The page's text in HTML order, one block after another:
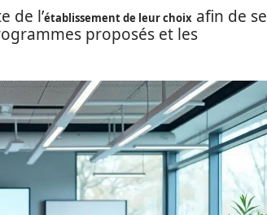
de l’établissement de leur choix afin de se
proposés et les